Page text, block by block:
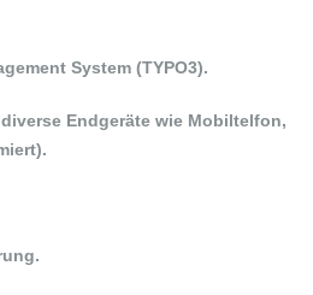
System (TYPO3).
Endgeräte wie Mobiltelfon,